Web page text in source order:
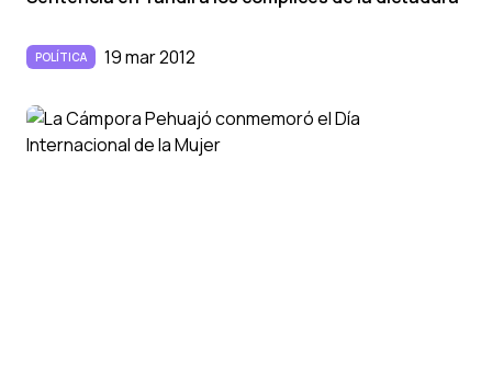
POLÍTICA 19 mar 2012